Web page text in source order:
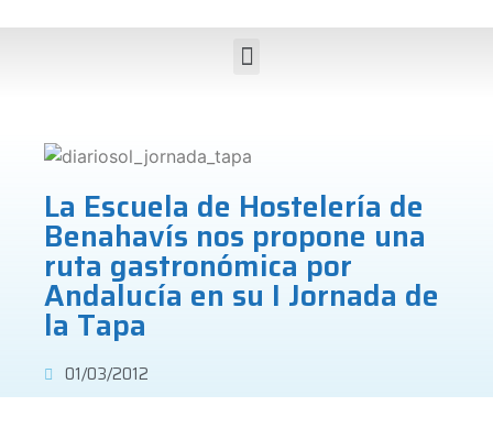
La Escuela de Hostelería de
Benahavís nos propone una
ruta gastronómica por
Andalucía en su I Jornada de
la Tapa
01/03/2012